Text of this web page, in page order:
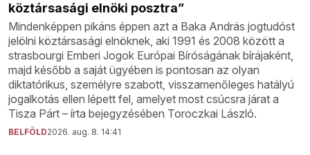
köztársasági elnöki posztra”
Mindenképpen pikáns éppen azt a Baka András jogtudóst
jelölni köztársasági elnöknek, aki 1991 és 2008 között a
strasbourgi Emberi Jogok Európai Bíróságának bírájaként,
majd később a saját ügyében is pontosan az olyan
diktatórikus, személyre szabott, visszamenőleges hatályú
jogalkotás ellen lépett fel, amelyet most csúcsra járat a
Tisza Párt – írta bejegyzésében Toroczkai László.
BELFÖLD2026. aug. 8. 14:41